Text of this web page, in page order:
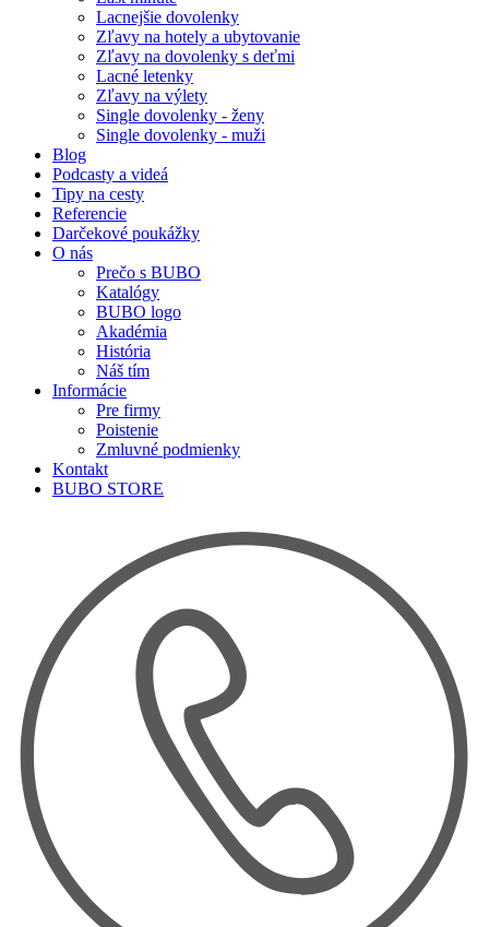
Lacnejšie dovolenky
Zľavy na hotely a ubytovanie
Zľavy na dovolenky s deťmi
Lacné letenky
Zľavy na výlety
Single dovolenky - ženy
Single dovolenky - muži
Blog
Podcasty a videá
Tipy na cesty
Referencie
Darčekové poukážky
O nás
Prečo s BUBO
Katalógy
BUBO logo
Akadémia
História
Náš tím
Informácie
Pre firmy
Poistenie
Zmluvné podmienky
Kontakt
BUBO STORE